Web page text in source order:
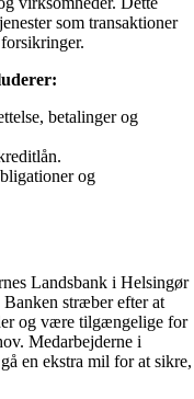
som transaktioner
betalinger og
og
Landsbank i Helsingør
stræber efter at
og være tilgængelige for
Medarbejderne i
en ekstra mil for at sikre,